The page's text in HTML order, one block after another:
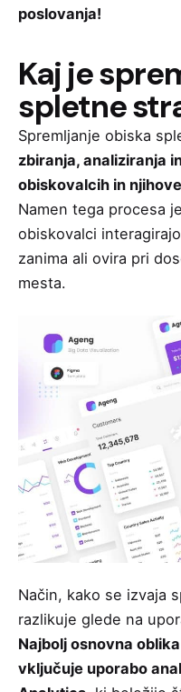
poslovanja!
Kaj je
spletne
Spremljanje obiska
zbiranja, analiziranja
obiskovalcih in
Namen tega procesa
obiskovalci
zanima ali ovira pri
mesta.
Način, kako se izvaja
razlikuje glede na
Najbolj osnovna
vključuje uporabo